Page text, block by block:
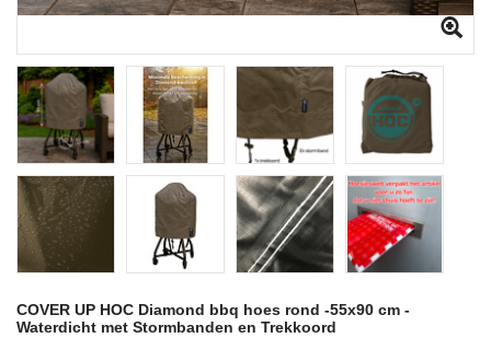
COVER UP HOC Diamond bbq hoes rond -55x90 cm -
Waterdicht met Stormbanden en Trekkoord